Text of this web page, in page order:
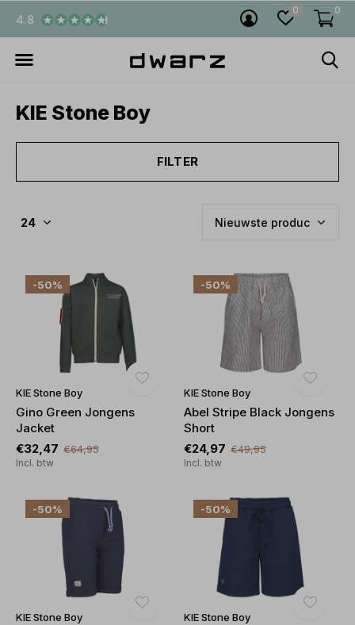
0 0
4.8
KIE Stone Boy
FILTER
-50%
KIE Stone Boy
Gino Green Jongens
Jacket
€32,47 €64,95
Incl. btw
-50%
KIE Stone Boy
Abel Stripe Black Jongens
Short
€24,97 €49,95
Incl. btw
-50%
KIE Stone Boy
-50%
KIE Stone Boy